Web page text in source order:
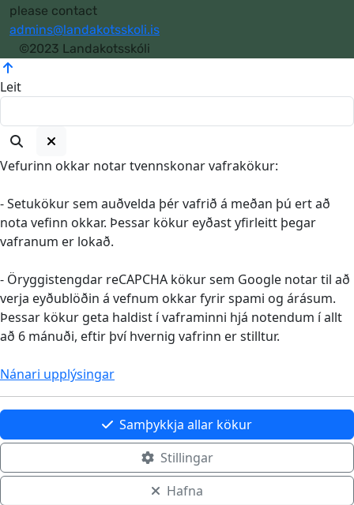
please contact
admins@landakotsskoli.is
©2023 Landakotsskóli
Leit
Vefurinn okkar notar tvennskonar vafrakökur:
- Setukökur sem auðvelda þér vafrið á meðan þú ert að
nota vefinn okkar. Þessar kökur eyðast yfirleitt þegar
vafranum er lokað.
- Öryggistengdar reCAPCHA kökur sem Google notar til að
verja eyðublöðin á vefnum okkar fyrir spami og árásum.
Þessar kökur geta haldist í vaframinni hjá notendum í allt
að 6 mánuði, eftir því hvernig vafrinn er stilltur.
Nánari upplýsingar
Samþykkja allar kökur
Stillingar
Hafna